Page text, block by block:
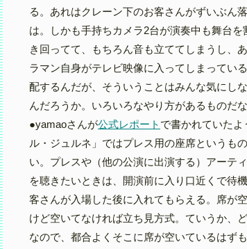
る。あれはクレーン下のお客さんがずいぶん
は。しかも手持ちカメラ2台が演奏中も舞台を
き回ってて、もちろん音も立ててしまうし、
ラマン自身がテレビ映像に入ってしまってい
配するんだが、そういうことはみんな気にし
んだろうか。いろいろなやり方があるものだな
●yamaoさんが公式レポート で書かれていたよ
ル・ジュルネ」ではプレス用の座席というも
い。プレスや（他の公演に出演する）アーテ
を聴きたいときは、開演前に入り口近くで待
客さんが入場した後に入れてもらえる。席が
けど空いてなければ立ち見方式。ていうか、
なので、都合よくそこに席が空いているはず